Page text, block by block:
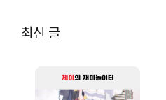
최신 글